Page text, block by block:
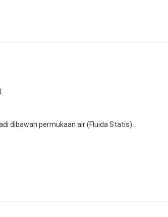
dibawah permukaan air (Fluida Statis).